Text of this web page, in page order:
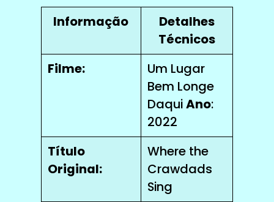
Informação
Detalhes
Técnicos
Filme:
Um Lugar
Bem Longe
DaquiAno:
2022
Título
Original:
Where the
Crawdads
Sing